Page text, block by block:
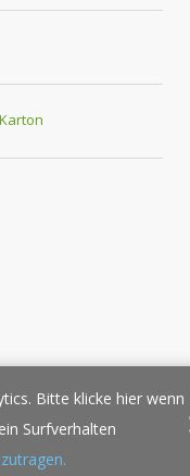
Werbung/Sponsoring
Bitte klicke hier wenn
Surfverhalten